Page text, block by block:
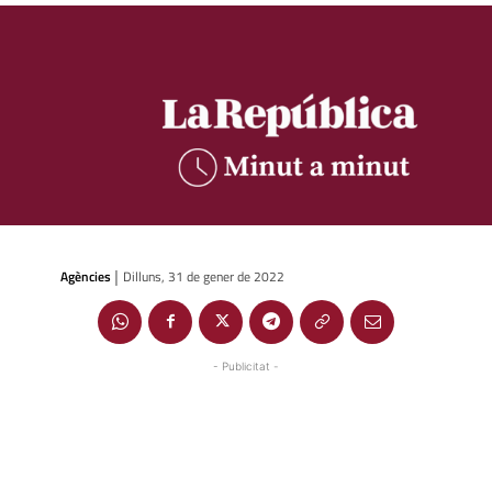
Agències | Dilluns, 31 de gener de 2022
- Publicitat -